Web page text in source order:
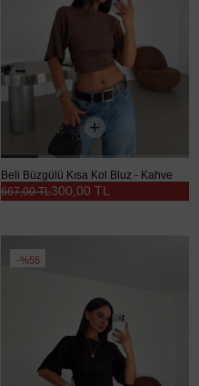
Beli Büzgülü Kısa Kol Bluz - Kahve
300,00 TL
667,00 TL
%55